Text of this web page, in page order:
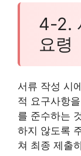
4-2.
요령
서류 작성 시
적 요구사항
를 준수하는
하지 않도록
쳐 최종 제출